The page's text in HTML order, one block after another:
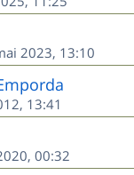
2023, 13:10
13:41
00:32